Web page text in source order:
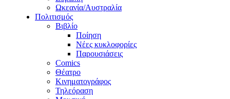
Ωκεανία/Αυστραλία
Πολιτισμός
Βιβλίο
Ποίηση
Νέες κυκλοφορίες
Παρουσιάσεις
Comics
Θέατρο
Κινηματογράφος
Τηλεόραση